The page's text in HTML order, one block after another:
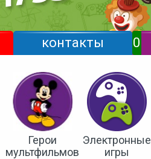
контакты 0
Герои
мультфильмов
Электронные
игры